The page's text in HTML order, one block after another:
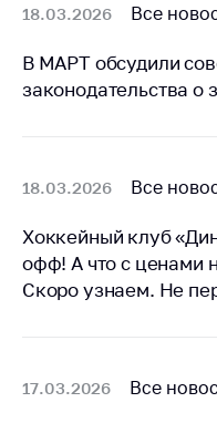
18.03.2026 Все
В МАРТ обсудили
законодательства о
18.03.2026 Все
Хоккейный клуб
офф! А что с ценами
Скоро узнаем. Не
17.03.2026 Все